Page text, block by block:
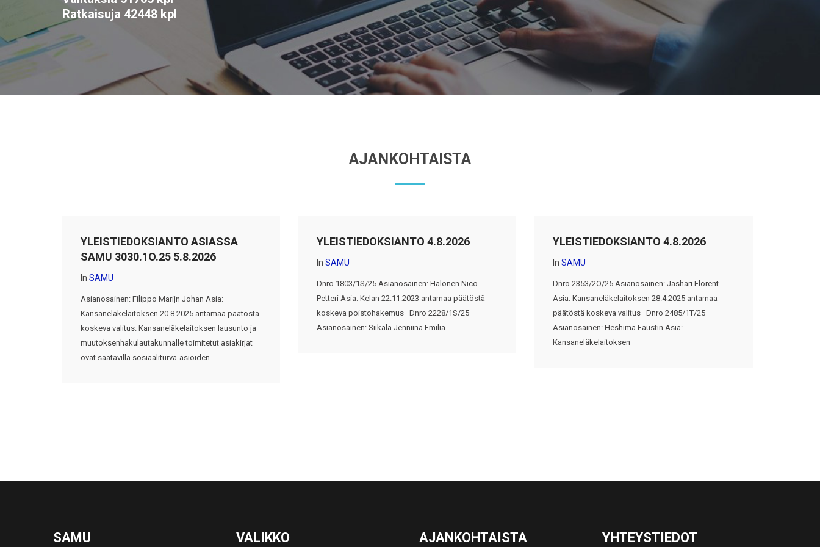
Ratkaisuja 42448 kpl
AJANKOHTAISTA
YLEISTIEDOKSIANTO ASIASSA
SAMU 3030.1O.25 5.8.2026
In SAMU
Asianosainen: Filippo Marijn Johan Asia:
Kansaneläkelaitoksen 20.8.2025 antamaa päätöstä
koskeva valitus. Kansaneläkelaitoksen lausunto ja
muutoksenhakulautakunnalle toimitetut asiakirjat
ovat saatavilla sosiaaliturva-asioiden
YLEISTIEDOKSIANTO 4.8.2026
InSAMU
Dnro 1803/1S/25 Asianosainen: Halonen Nico
Petteri Asia: Kelan 22.11.2023 antamaa päätöstä
koskeva poistohakemus Dnro 2228/1S/25
Asianosainen: Siikala Jenniina Emilia
YLEISTIEDOKSIANTO 4.8.2026
InSAMU
Dnro 2353/2O/25 Asianosainen: Jashari Florent
Asia: Kansaneläkelaitoksen 28.4.2025 antamaa
päätöstä koskeva valitus Dnro 2485/1T/25
Asianosainen: Heshima Faustin Asia:
Kansaneläkelaitoksen
SAMU VALIKKO AJANKOHTAISTA YHTEYSTIEDOT